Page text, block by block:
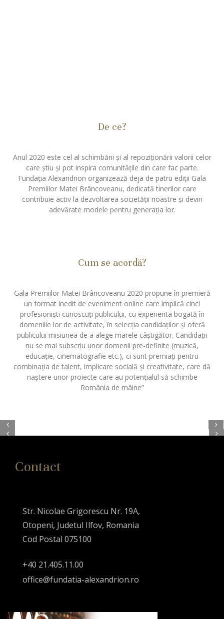
De ce?
Anul 2020 este cel al schimbării și al repoziționării valorii celor
care știu și pot inspira comunitățile din care fac parte.
Fundația Alexandrion organizează deja de patru ediții Gala
Premiilor Matei Brâncoveanu, dedicată tinerilor care
contribuie activ la dezvoltarea societății noastre și devin
adevărate modele pentru generația lor.
Cum se acordă?
Gala Premiilor Matei Brâncoveanu 2020 propune în premieră
un format inedit de eveniment online care implică cinci
profesionişti cunoscuți publicului, cu experienta bogată în
domeniile lor de activitate, în selecția candidaților și oferă
publicului misiunea de a alege marele câștigător. Candidații
nu se mai subscriu unor domenii pre-definite (muzică,
educație, cinematografie etc.), ci sunt premiați pentru
combinația de talent, implicare socială și creativitate, care dă
naștere unor proiecte care au potențialul să schimbe
România de mâine”
Contact
Str. Nicolae Grigorescu Nr. 19A,
Otopeni, Judetul Ilfov, Romania
Cod Postal 075100
+40 21.405.11.00
office@fundatia-alexandrion.ro